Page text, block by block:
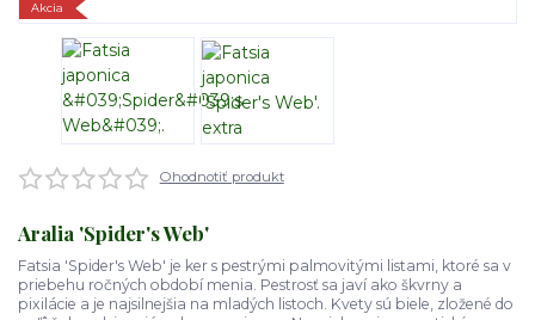
Akcia
Ohodnotiť produkt
Aralia 'Spider's Web'
Fatsia 'Spider's Web' je ker s pestrými palmovitými listami, ktoré sa v
priebehu ročných období menia. Pestrosť sa javí ako škvrny a
pixilácie a je najsilnejšia na mladých listoch. Kvety sú biele, zložené do